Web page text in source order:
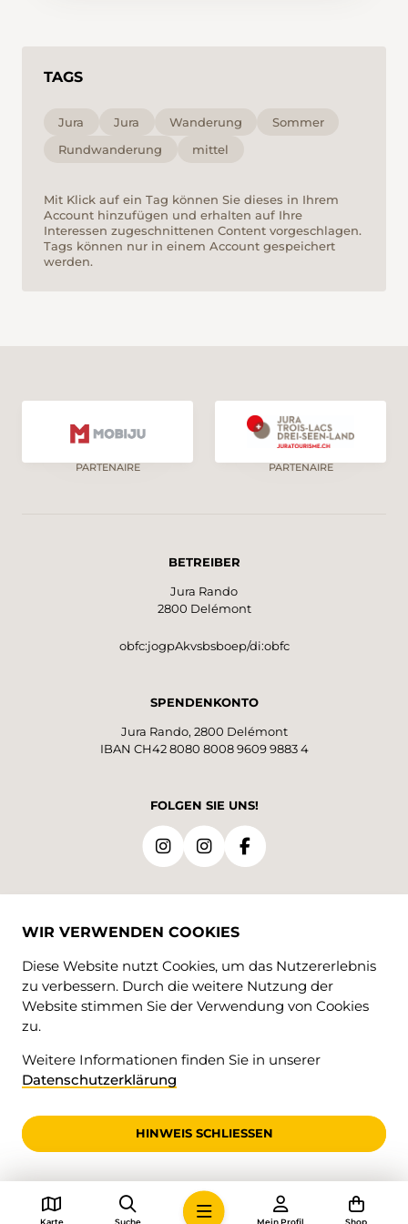
TAGS
Jura Jura Wanderung
Sommer
Rundwanderung
mittel
Mit Klick auf ein Tag können Sie dieses in Ihrem
Account hinzufügen und erhalten auf Ihre
Interessen zugeschnittenen Content vorgeschlagen.
Tags können nur in einem Account gespeichert
werden.
PARTENAIRE PARTENAIRE
BETREIBER
Jura Rando
2800 Delémont
obfc:jogpAkvsbsboep/di:obfc
SPENDENKONTO
Jura Rando, 2800 Delémont
IBAN CH42 8080 8008 9609 9883 4
FOLGEN SIE UNS!
© 2026 • Jura Rando
WIR VERWENDEN COOKIES
Diese Website nutzt Cookies, um das Nutzererlebnis
zu verbessern. Durch die weitere Nutzung der
Website stimmen Sie der Verwendung von Cookies
zu.
Weitere Informationen finden Sie in unserer
Datenschutzerklärung
HINWEIS SCHLIESSEN
Karte Suche Mein Profil Shop